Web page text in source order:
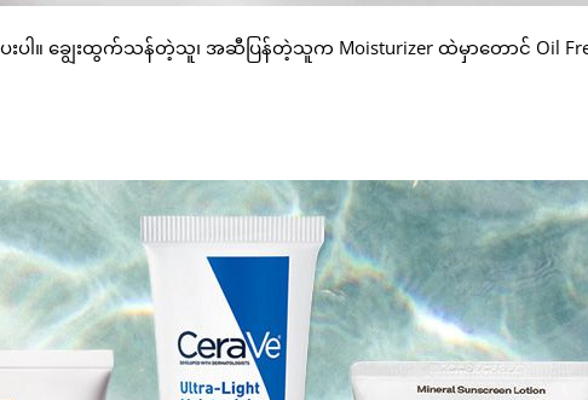
းပါ။ ချွေးထွက်သန်တဲ့သူ၊ အဆီပြန်တဲ့သူက Moisturizer ထဲမှာတောင် Oil